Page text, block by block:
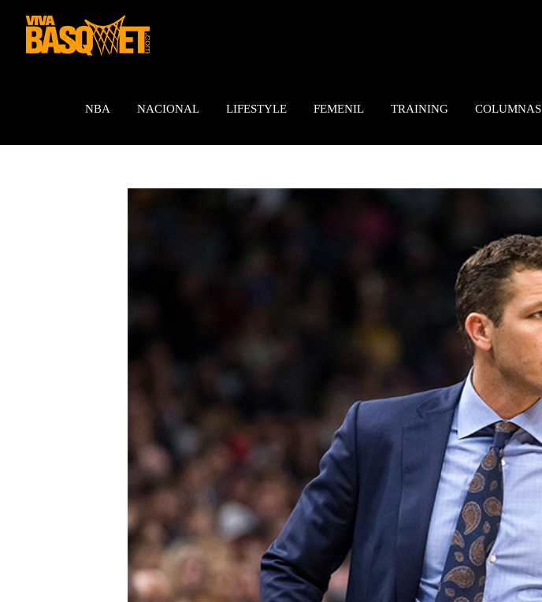
contenido
NBA NACIONAL LIFESTYLE FEMENIL TRAINING COLUMNAS